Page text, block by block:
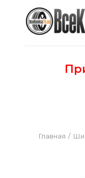
Главная